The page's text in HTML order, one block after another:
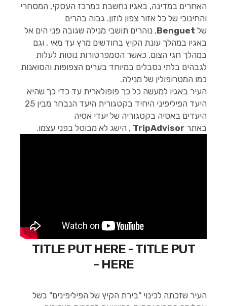
האחרים במדינה, באגיו נחשבת כמרכז העסקי, המסחרי
והחינוכי של כל אזור צפון לוזון. גבוה בהרים
של Benguet, נוהרים תושבי מנילה שגובה פני הים אל
באגיו במהלך עונת הקיץ בחודשים מרץ עד מאי , וגם
במהלך חגי הצום, כאשר הטמפרטורות נוטות לעלות
לגבהים בלתי נסבלים במיוחד בערים הצפופות והסואנות
כמו המטרופולין של מנילה.
העיר באגיו למעשה כל כך פופולארית עד כדי כך שהיא
היעד הפיליפיני היחיד בקטגורית היעד הנבחר מבין 25
היעדים באסיה בקטגוריה של יעדי אסיה
באתר TripAdvisor , הישג לא מבוטל בפני עצמו.
TITLE PUT HERE - TITLE PUT
HERE -
העיר שזכתה לכינוי "בירת הקיץ של הפיליפינים" בשל